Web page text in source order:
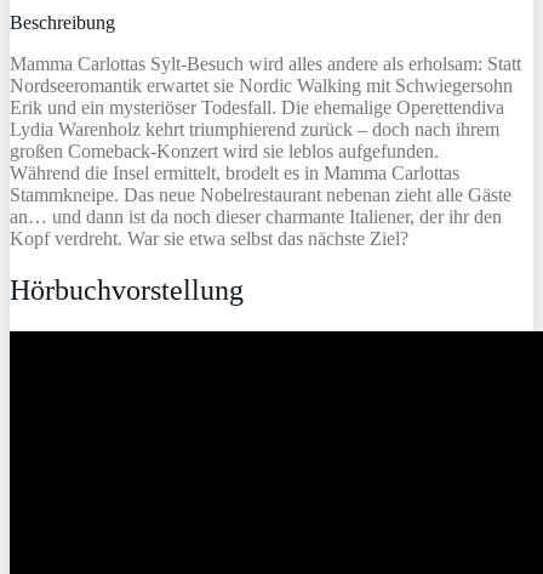
Beschreibung
Mamma Carlottas Sylt-Besuch wird alles andere als erholsam: Statt
Nordseeromantik erwartet sie Nordic Walking mit Schwiegersohn
Erik und ein mysteriöser Todesfall. Die ehemalige Operettendiva
Lydia Warenholz kehrt triumphierend zurück – doch nach ihrem
großen Comeback-Konzert wird sie leblos aufgefunden.
Während die Insel ermittelt, brodelt es in Mamma Carlottas
Stammkneipe. Das neue Nobelrestaurant nebenan zieht alle Gäste
an… und dann ist da noch dieser charmante Italiener, der ihr den
Kopf verdreht. War sie etwa selbst das nächste Ziel?
Hörbuchvorstellung